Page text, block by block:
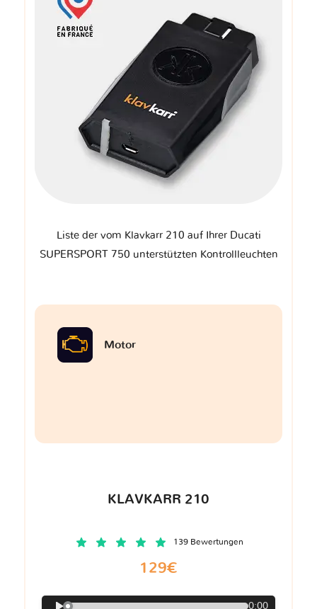
Liste der vom Klavkarr 210 auf Ihrer Ducati
SUPERSPORT 750 unterstützten Kontrollleuchten
Motor
KLAVKARR 210
139 Bewertungen
129€
0:00